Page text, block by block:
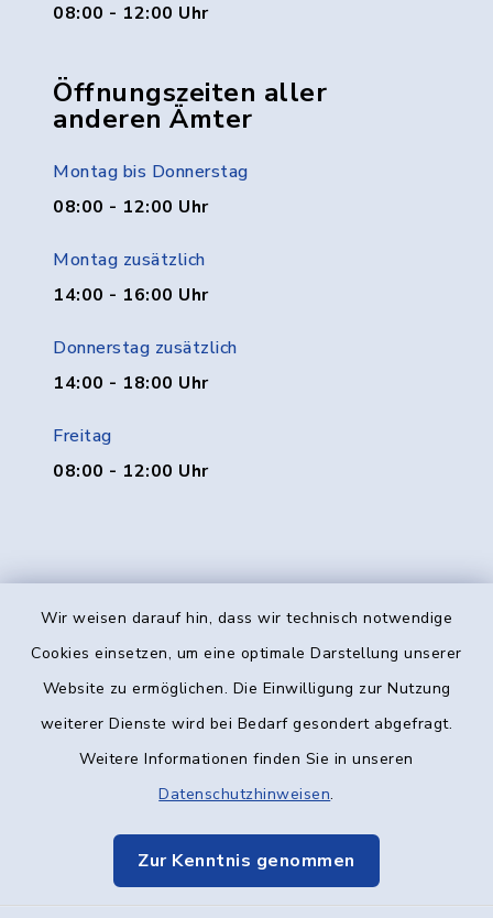
Wir weisen darauf hin, dass wir technisch notwendige
Cookies einsetzen, um eine optimale Darstellung unserer
Website zu ermöglichen. Die Einwilligung zur Nutzung
weiterer Dienste wird bei Bedarf gesondert abgefragt.
Weitere Informationen finden Sie in unseren
Datenschutzhinweisen.
Zur Kenntnis genommen
08:00 - 12:00 Uhr
Öffnungszeiten aller
anderen Ämter
Montag bis Donnerstag
08:00 - 12:00 Uhr
Montag zusätzlich
14:00 - 16:00 Uhr
Donnerstag zusätzlich
14:00 - 18:00 Uhr
Freitag
08:00 - 12:00 Uhr
Kontakt
Datenschutz
Elektronische Kommunikation